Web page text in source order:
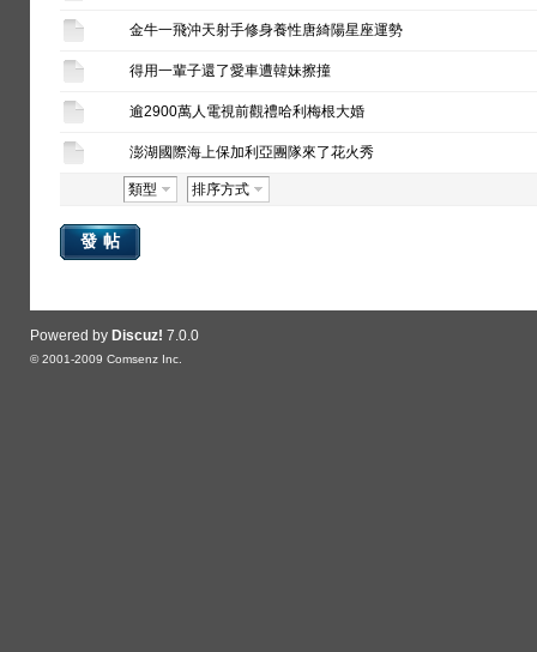
金牛一飛沖天射手修身養性唐綺陽星座運勢
得用一輩子還了愛車遭韓妹擦撞
逾2900萬人電視前觀禮哈利梅根大婚
澎湖國際海上保加利亞團隊來了花火秀
類型 排序方式
發帖
Powered by Discuz! 7.0.0
© 2001-2009 Comsenz Inc.